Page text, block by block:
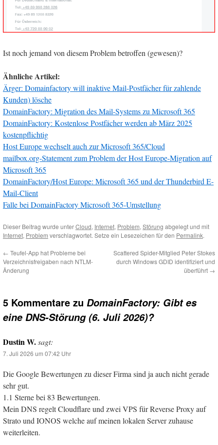
Ist noch jemand von diesem Problem betroffen (gewesen)?
Ähnliche Artikel:
Ärger: Domainfactory will inaktive Mail-Postfächer für zahlende
Kunden) lösche
DomainFactory: Migration des Mail-Systems zu Microsoft 365
DomainFactory: Kostenlose Postfächer werden ab März 2025
kostenpflichtig
Host Europe wechselt auch zur Microsoft 365/Cloud
mailbox.org-Statement zum Problem der Host Europe-Migration auf
Microsoft 365
DomainFactory/Host Europe: Microsoft 365 und der Thunderbird E-
Mail-Client
Falle bei DomainFactory Microsoft 365-Umstellung
Dieser Beitrag wurde unterCloud, Internet, Problem, Störung abgelegt und mit
Internet, Problem verschlagwortet. Setze ein Lesezeichen für den Permalink.
← Teufel-App hat Probleme bei
Verzeichnisfreigaben nach NTLM-
Änderung
Scattered Spider-Mitglied Peter Stokes
durch Windows GDID identifiziert und
überführt →
5 Kommentare zu DomainFactory: Gibt es
eine DNS-Störung (6. Juli 2026)?
Dustin W.sagt:
7. Juli 2026 um 07:42 Uhr
Die Google Bewertungen zu dieser Firma sind ja auch nicht gerade
sehr gut.
1.1 Sterne bei 83 Bewertungen.
Mein DNS regelt Cloudflare und zwei VPS für Reverse Proxy auf
Strato und IONOS welche auf meinen lokalen Server zuhause
weiterleiten.